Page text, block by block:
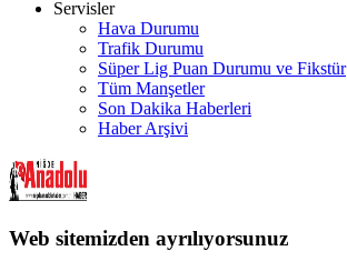
Servisler
Hava Durumu
Trafik Durumu
Süper Lig Puan Durumu ve Fikstür
Tüm Manşetler
Son Dakika Haberleri
Haber Arşivi
Web sitemizden ayrılıyorsunuz